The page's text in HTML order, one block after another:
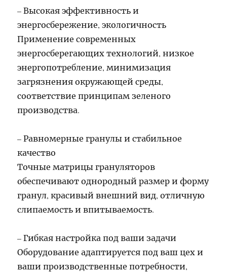
– Высокая эффективность и
энергосбережение, экологичность
Применение современных
энергосберегающих технологий, низкое
энергопотребление, минимизация
загрязнения окружающей среды,
соответствие принципам зеленого
производства.
– Равномерные гранулы и стабильное
качество
Точные матрицы грануляторов
обеспечивают однородный размер и форму
гранул, красивый внешний вид, отличную
слипаемость и впитываемость.
– Гибкая настройка под ваши задачи
Оборудование адаптируется под ваш цех и
ваши производственные потребности,